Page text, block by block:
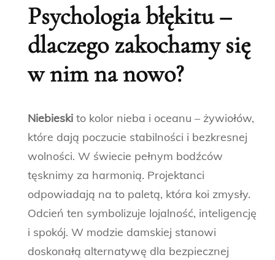
Psychologia błękitu –
dlaczego zakochamy się
w nim na nowo?
Niebieski to kolor nieba i oceanu – żywiołów,
które dają poczucie stabilności i bezkresnej
wolności. W świecie pełnym bodźców
tęsknimy za harmonią. Projektanci
odpowiadają na to paletą, która koi zmysły.
Odcień ten symbolizuje lojalność, inteligencję
i spokój. W modzie damskiej stanowi
doskonałą alternatywę dla bezpiecznej